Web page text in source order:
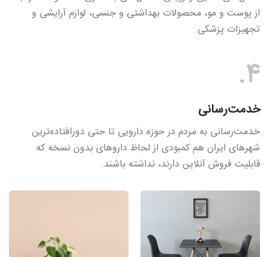
از پوست و مو، محصولات بهداشتی و جنسی، لوازم آرایشی و
تجهیزات پزشکی.
4.
خدمت‌رسانی
خدمت‌رسانی به مردم در حوزه دارویی تا حتی دورافتاده‌ترین
شهرهای ایران هم کمبودی از لحاظ داروهای بدون نسخه که
قابلیت فروش آنلاین دارند، نداشته باشند.